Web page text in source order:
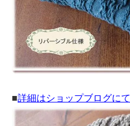
■詳細はショップブログにて